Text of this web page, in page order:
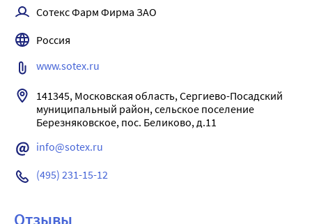
Сотекс Фарм Фирма ЗАО
Россия
www.sotex.ru
141345, Московская область, Сергиево-Посадский
муниципальный район, сельское поселение
info@sotex.ru
(495) 231-15-12
Отзывы